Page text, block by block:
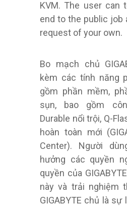
KVM. The user can
end to the public job
request of your own.
Bo mạch chủ
kèm các tính năng
gồm phần mềm,
sụn, bao gồm
Durable nổi trội, Q-
hoàn toàn mới
Center). Người
hưởng các quyền
quyền của
này và trải nghiệm
GIGABYTE chủ là